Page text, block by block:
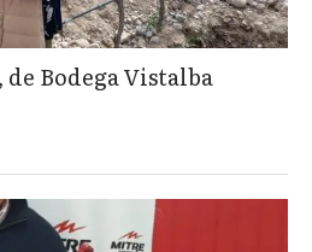
Bodega Vistalba